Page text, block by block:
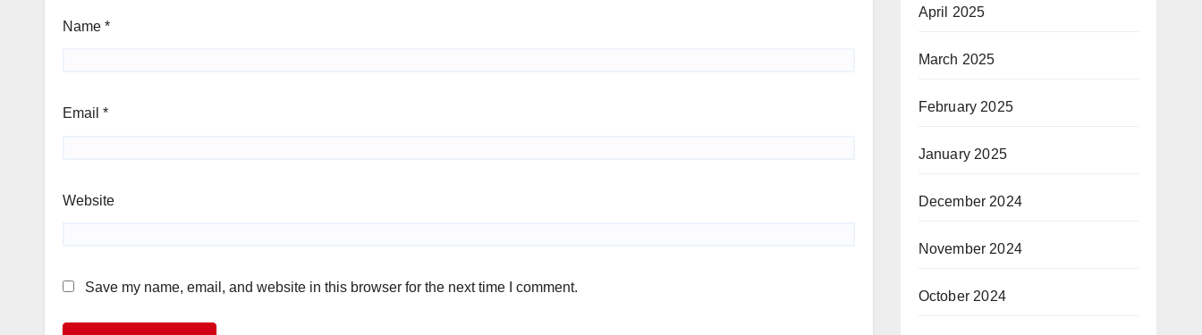
Name *
Email *
Website
Save my name, email, and website in this browser for the next time I comment.
April 2025
March 2025
February 2025
January 2025
December 2024
November 2024
October 2024